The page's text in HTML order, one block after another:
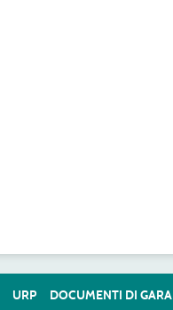
URP DOCUMENTI DI GARA